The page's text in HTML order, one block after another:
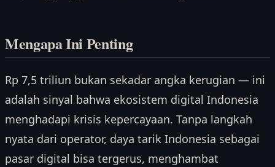
Mengapa Ini Penting
Rp 7,5 triliun bukan sekadar angka kerugian — ini
adalah sinyal bahwa ekosistem digital Indonesia
menghadapi krisis kepercayaan. Tanpa langkah
nyata dari operator, daya tarik Indonesia sebagai
pasar digital bisa tergerus, menghambat